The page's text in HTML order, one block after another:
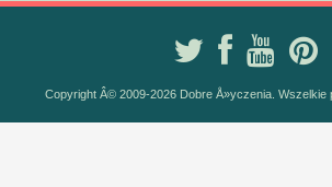
Copyright Â© 2009-2026 Dobre Å»yczenia. Wszelkie